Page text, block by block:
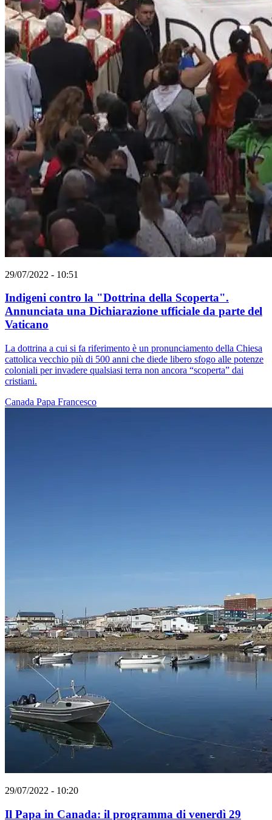
29/07/2022 - 10:51
Indigeni contro la "Dottrina della Scoperta".
Annunciata una Dichiarazione ufficiale da parte del
Vaticano
La dottrina a cui si fa riferimento è un pronunciamento della Chiesa
cattolica vecchio più di 500 anni che diede libero sfogo alle potenze
coloniali per invadere qualsiasi terra non ancora “scoperta” dai
cristiani.
Canada Papa Francesco
29/07/2022 - 10:20
Il Papa in Canada: il programma di venerdì 29